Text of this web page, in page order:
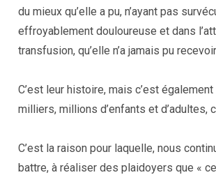
du mieux qu’elle a pu, n’ayant pas
effroyablement douloureuse et dans
transfusion, qu’elle n’a jamais pu
C’est leur histoire, mais c’est également
milliers, millions d’enfants et d’adultes,
C’est la raison pour laquelle, nous
battre, à réaliser des plaidoyers que «